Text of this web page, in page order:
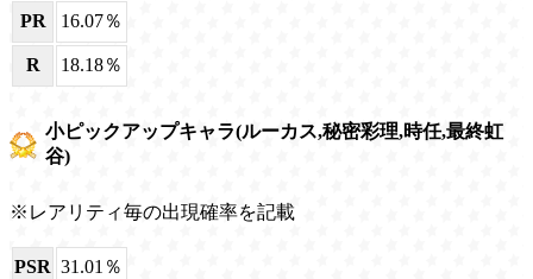
PR 16.07％
R 18.18％
小ピックアップキャラ(ルーカス,秘密彩理,時任,最終虹
谷)
※レアリティ毎の出現確率を記載
PSR 31.01％